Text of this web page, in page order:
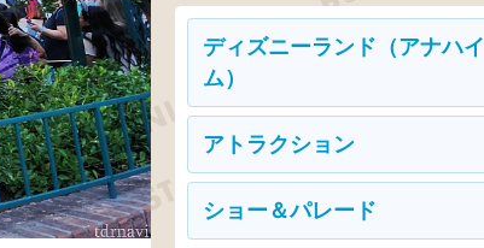
ディズニーランド（アナハイ
ム）
アトラクション
ショー＆パレード